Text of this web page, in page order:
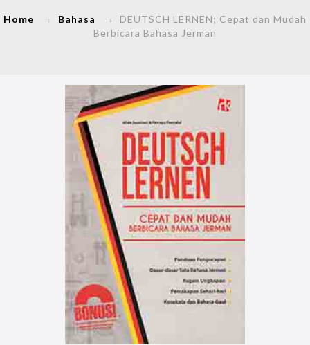
Home → Bahasa
→ DEUTSCH LERNEN; Cepat dan Mudah
Berbicara Bahasa Jerman